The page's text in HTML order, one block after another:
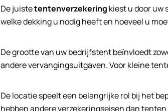
De juistetentenverzekering kiest u door uw
welke dekking u nodig heeft en hoeveel u
De grootte van uw bedrijfstent beïnvloedt
andere vervangingsuitgaven. Voor kleine
De locatie speelt een belangrijke rol bij het
hebben andere verzekeringseisen dan